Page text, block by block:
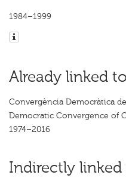
1984–1999
Already linked
Convergència Democràtica
Democratic Convergence of
1974–2016
Indirectly linked